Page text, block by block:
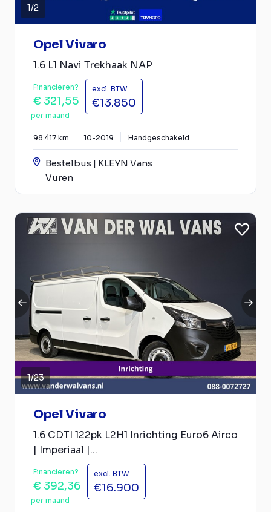
1/2
Opel Vivaro
1.6 L1 Navi Trekhaak NAP
Financieren?
€ 321,55
per maand
excl. BTW
€13.850
98.417 km 10-2019 Handgeschakeld
Bestelbus | KLEYN Vans
Vuren
1/23
Opel Vivaro
1.6 CDTI 122pk L2H1 Inrichting Euro6 Airco
| Imperiaal |...
Financieren?
€ 392,36
per maand
excl. BTW
€16.900